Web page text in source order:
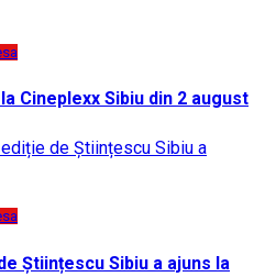
Cineplexx Sibiu din 2 august
Științescu Sibiu a ajuns la